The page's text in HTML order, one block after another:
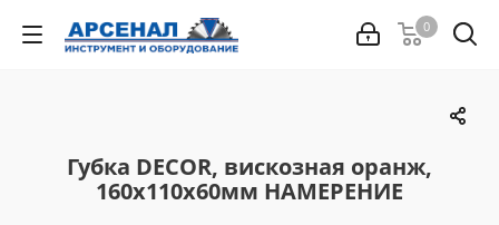
0
Губка DECOR, вискозная оранж,
160х110х60мм НАМЕРЕНИЕ